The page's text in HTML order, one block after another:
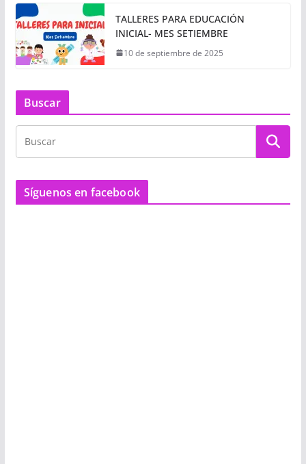
TALLERES PARA EDUCACIÓN
INICIAL- MES SETIEMBRE
10 de septiembre de 2025
Buscar
Síguenos en facebook